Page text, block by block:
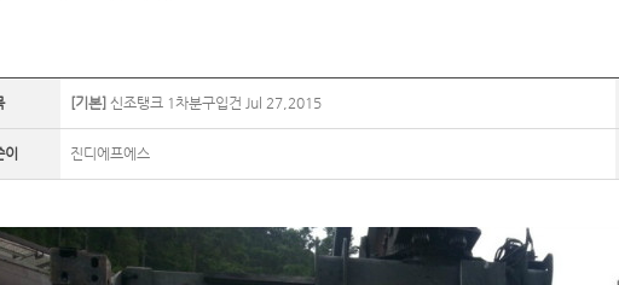
[기본] 신조탱크 1차분구입건 Jul 27,2015
진디에프에스